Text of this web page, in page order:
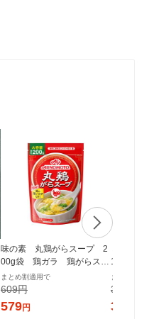
味の素 丸鶏がらスープ 2
00g袋 鶏ガラ 鶏がらスー
プの素
まとめ割適用で
609円
579円
1本 国産
まとめ割適
375円
357